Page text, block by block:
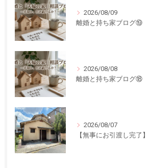
2026/08/09
離婚と持ち家ブログ⑲
2026/08/08
離婚と持ち家ブログ⑱
2026/08/07